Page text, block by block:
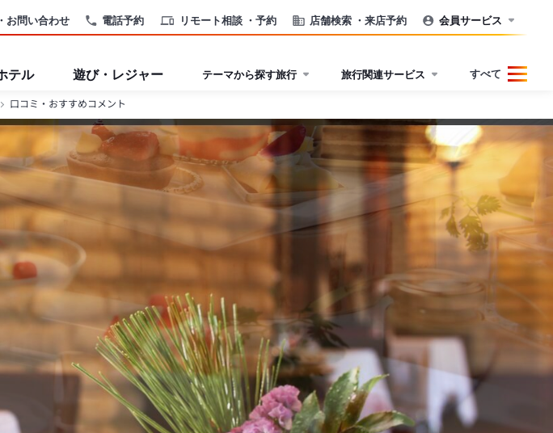
電話予約 リモート相談 ・予約 店舗検索 ・来店予約
お問い合わせ 会員サービス
テル 遊び・レジャー テーマから探す旅行 旅行関連サービス すべて
口コミ・おすすめコメント